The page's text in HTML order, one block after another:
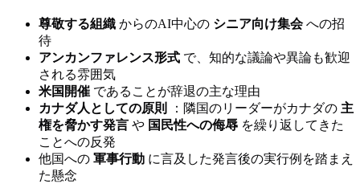
尊敬する組織 からのAI中心の シニア向け集会への招
待
アンカンファレンス形式 で、知的な議論や異論も歓迎
される雰囲気
米国開催 であることが辞退の主な理由
カナダ人としての原則
：隣国のリーダーがカナダの 主
権を脅かす発言 や 国民性への侮辱 を繰り返してきた
ことへの反発
他国への 軍事行動 に言及した発言後の実行例を踏まえ
た懸念